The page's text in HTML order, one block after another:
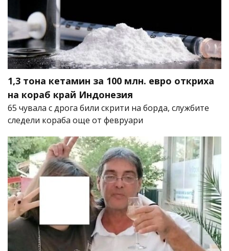
1,3 тона кетамин за 100 млн. евро откриха
на кораб край Индонезия
65 чувала с дрога били скрити на борда, службите
следели кораба още от февруари